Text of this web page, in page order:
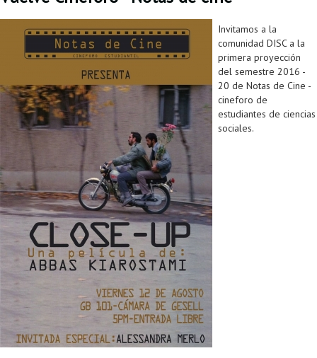
Invitamos a la
comunidad DISC a la
primera proyección
del semestre 2016 -
20 de Notas de Cine -
cineforo de
estudiantes de ciencias
sociales.